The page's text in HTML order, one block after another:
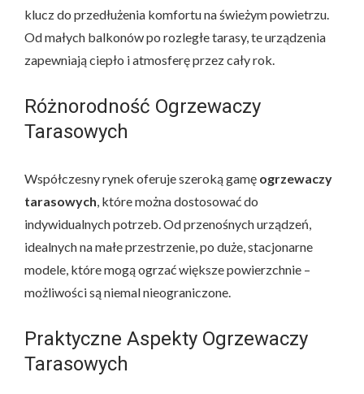
klucz do przedłużenia komfortu na świeżym powietrzu.
Od małych balkonów po rozległe tarasy, te urządzenia
zapewniają ciepło i atmosferę przez cały rok.
Różnorodność Ogrzewaczy
Tarasowych
Współczesny rynek oferuje szeroką gamę ogrzewaczy
tarasowych, które można dostosować do
indywidualnych potrzeb. Od przenośnych urządzeń,
idealnych na małe przestrzenie, po duże, stacjonarne
modele, które mogą ogrzać większe powierzchnie –
możliwości są niemal nieograniczone.
Praktyczne Aspekty Ogrzewaczy
Tarasowych